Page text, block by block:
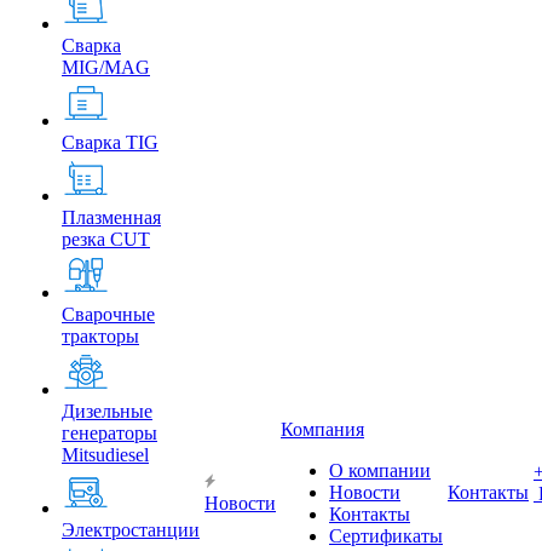
Сварка
MIG/MAG
Сварка TIG
Плазменная
резка CUT
Сварочные
тракторы
Дизельные
генераторы
Mitsudiesel
Электростанции
Новости
Компания
О компании
Новости
Контакты
Сертификаты
Контакты